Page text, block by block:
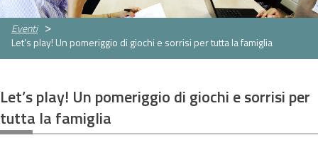
Eventi
Let’s play! Un pomeriggio di giochi e sorrisi per tutta la famiglia
Let’s play! Un pomeriggio di giochi e sorrisi per
tutta la famiglia
Concorsi
gare
attivi
Concorsi
gare
espletati
AMMINISTRAZIONE
TRASPARENTE
Cos'è
il
PNRR
Progetti
PNRR
Allegati
NEWS